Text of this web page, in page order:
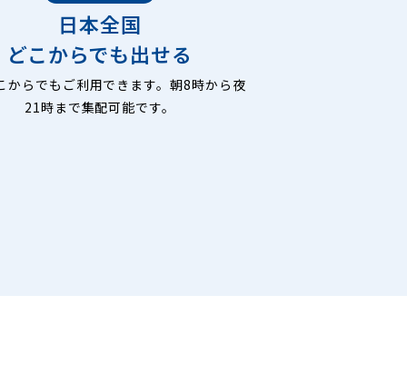
日本全国
どこからでも出せる
からでもご利用できます。朝8時から夜
21時まで集配可能です。